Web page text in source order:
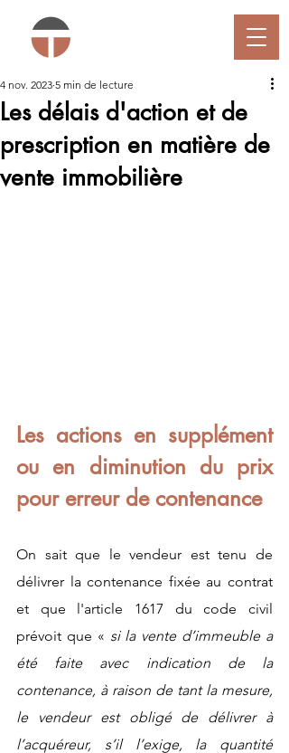
Les délais d'action et de
prescription en matière de
vente immobilière
4 nov. 2023 5 min de lecture
Les actions en supplément
ou en diminution du prix
pour erreur de contenance
On sait que le vendeur est tenu de
délivrer la contenance fixée au contrat
et que l'article 1617 du code civil
prévoit que « si la vente d’immeuble a
été faite avec indication de la
contenance, à raison de tant la mesure,
le vendeur est obligé de délivrer à
l’acquéreur, s’il l’exige, la quantité